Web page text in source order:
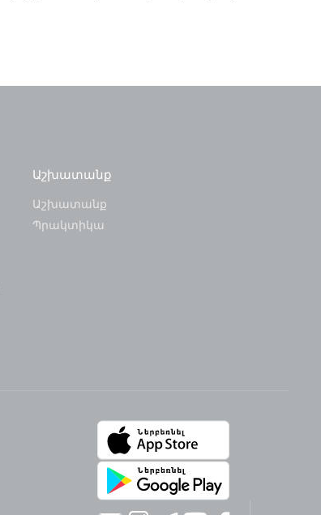
Աշխատանք
Աշխատանք
Պրակտիկա